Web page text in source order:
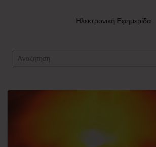
Ηλεκτρονική Εφημερίδα